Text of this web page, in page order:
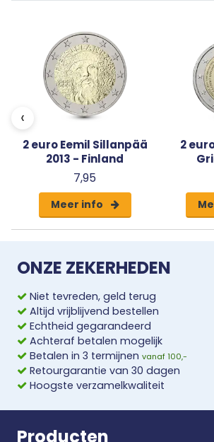
Uw 2 euro munt wordt beschermd
algemeen certificaat van echtheid
‹
2 euro Eemil Sillanpää
2013 - Finland
7,95
Meer info
2
ONZE ZEKERHEDEN
Niet tevreden, geld terug
Altijd vrijblijvend bestellen
Echtheid gegarandeerd
Achteraf betalen mogelijk
Betalen in 3 termijnen vanaf 100,-
Retourgarantie van 30 dagen
Hoogste verzamelkwaliteit
Producten